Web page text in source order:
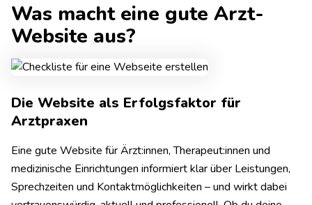
Was macht eine gute Arzt-
Website aus?
Die Website als Erfolgsfaktor für
Arztpraxen
Eine gute Website für Ärzt:innen, Therapeut:innen und
medizinische Einrichtungen informiert klar über Leistungen,
Sprechzeiten und Kontaktmöglichkeiten – und wirkt dabei